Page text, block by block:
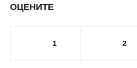
ОЦЕНИТЕ
1 2